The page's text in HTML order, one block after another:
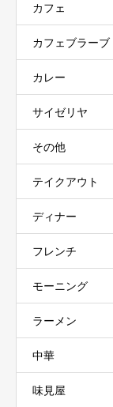
カフェ
カフェブラーブ
カレー
サイゼリヤ
その他
テイクアウト
ディナー
フレンチ
モーニング
ラーメン
中華
味見屋